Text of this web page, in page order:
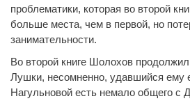
проблематики, которая во второй
больше места, чем в первой, но
занимательности.
Во второй книге Шолохов
Лушки, несомненно, удавшийся ему
Нагульновой есть немало общего с